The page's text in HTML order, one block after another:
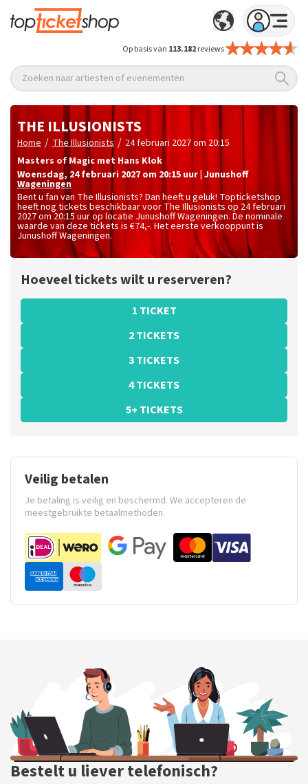
Op basis van 113.182reviews
Zoeken naar artiesten of evenementen
THE ILLUSIONISTS
Home / The Illusionists / 24 februari 2027 om 20:15
Masters of Magic met Hans Klok
woensdag, 24 februari 2027 om 20:15 uur Junushoff
Wageningen
Bent u fan van The Illusionists? Dan heeft u geluk! Topticketshop
heeft nog tickets beschikbaar voor The Illusionists op 24 februari
2027 om 20:15 uur op locatie Junushoff Wageningen. De nominale
waarde van deze tickets is €74,-. Het eerste verkooppunt is
Junushoff Wageningen.
Hoeveel tickets wilt u reserveren?
1 TICKET
2 TICKETS
3 TICKETS
4 TICKETS
5+ TICKETS
Veilig betalen
Je betaling is veilig en beschermd. We accepteren de
meestgebruikte betaalmethoden.
Bestelt u liever telefonisch?